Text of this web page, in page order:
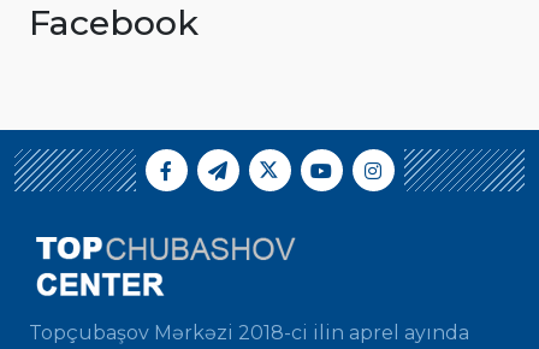
Facebook
Topçubaşov Mərkəzi 2018-ci ilin aprel ayında